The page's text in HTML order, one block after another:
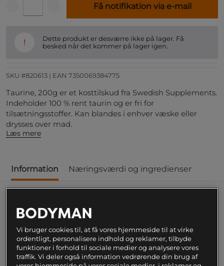
Få notifikation via e-mail
!
Dette produkt er desværre ikke på lager. Få
besked når det kommer på lager igen.
SKU #820613 | EAN 7350069384775
Taurine, 200g er et kosttilskud fra Swedish Supplements.
Indeholder 100 % rent taurin og er fri for
tilsætningsstoffer. Kan blandes i enhver væske eller
drysses over mad.
Læs mere
Information Næringsværdi og ingredienser
forskellige produkter. For dig, der ønsker rent
taurin, er dette et fremragende valg. Taurine
fra Swedish Supplements indeholder ingen
tilsætningsstoffer overhovedet og kommer i
Vi bruger cookies til, at få vores hjemmeside til at virke
ordentligt, personalisere indhold og reklamer, tilbyde
funktioner i forhold til sociale medier og analysere vores
traffik. Vi deler også information vedrørende din brug af